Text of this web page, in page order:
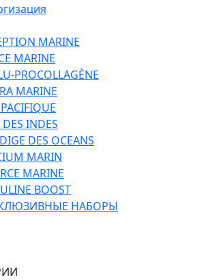
MARINE
MARINE
PROCOLLAGÈNE
MARINE
INDES
DES OCEANS
MARIN
MARINE
BOOST
НАБОРЫ